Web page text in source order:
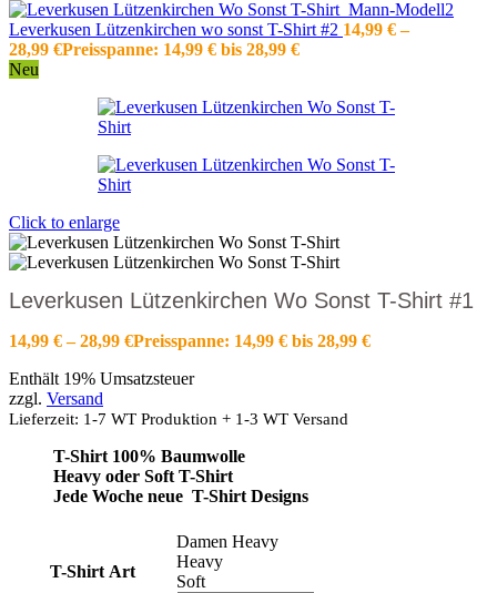
Leverkusen Lützenkirchen wo sonst T-Shirt #2 14,99 € –
28,99 €Preisspanne: 14,99 € bis 28,99 €
Neu
Click to enlarge
Leverkusen Lützenkirchen Wo Sonst T-Shirt #1
14,99 € –28,99 €Preisspanne: 14,99 € bis 28,99 €
Enthält 19% Umsatzsteuer
zzgl. Versand
Lieferzeit: 1-7 WT Produktion + 1-3 WT Versand
T-Shirt 100% Baumwolle
Heavy oder Soft T-Shirt
Jede Woche neue T-Shirt Designs
T-Shirt Art
Damen Heavy
Heavy
Soft